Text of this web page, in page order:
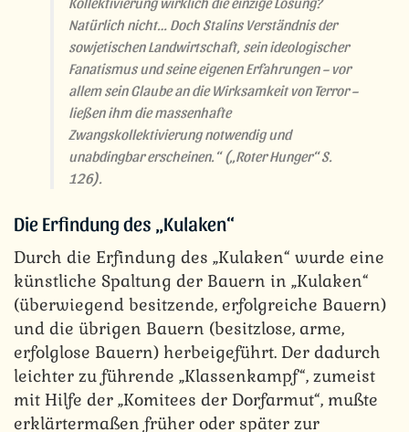
Natürlich nicht… Doch Stalins Verständnis der
sowjetischen Landwirtschaft, sein ideologischer
Fanatismus und seine eigenen Erfahrungen – vor
allem sein Glaube an die Wirksamkeit von Terror –
ließen ihm die massenhafte
Zwangskollektivierung notwendig und
unabdingbar erscheinen.“(„Roter Hunger“ S.
126).
Die Erfindung des „Kulaken“
Durch die Erfindung des „Kulaken“ wurde eine
künstliche Spaltung der Bauern in „Kulaken“
(überwiegend besitzende, erfolgreiche Bauern)
und die übrigen Bauern (besitzlose, arme,
erfolglose Bauern) herbeigeführt. Der dadurch
leichter zu führende „Klassenkampf“, zumeist
mit Hilfe der „Komitees der Dorfarmut“, mußte
erklärtermaßen früher oder später zur